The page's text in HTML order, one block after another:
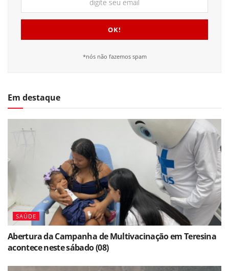
*nós não fazemos spam
Em destaque
SAÚDE
Abertura da Campanha de Multivacinação em Teresina
acontece neste sábado (08)